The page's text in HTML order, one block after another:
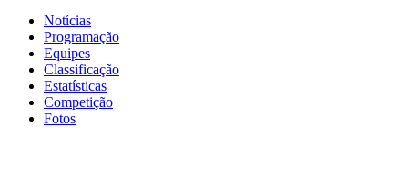
Notícias
Programação
Equipes
Classificação
Estatísticas
Competição
Fotos